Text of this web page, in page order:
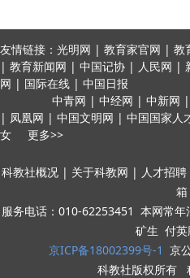
友情链接：光明网 | 教育家官网 |
| 教育新闻网 | 中国记协 | 人民网 |
网 | 国际在线 | 中国日报
中青网 | 中经网 | 中新网 | 腾
| 凤凰网 | 中国文明网 | 中国国家
女 更多>>
科教社概况 | 关于科教网 | 人才招
箱
服务电话：010-62253451 本网常
矿生 付
京ICP备18002399号-1 京
科教社版权所有